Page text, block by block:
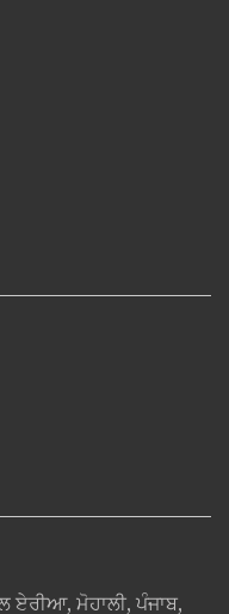
ਏਰੀਆ, ਮੋਹਾਲੀ, ਪੰਜਾਬ,